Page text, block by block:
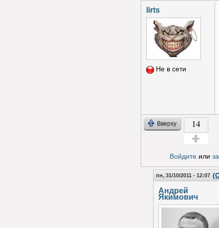
lirts
Не в сети
Вверху 14
Войдитеили
пн, 31/10/2011 - 12:07
Андрей
Якимович